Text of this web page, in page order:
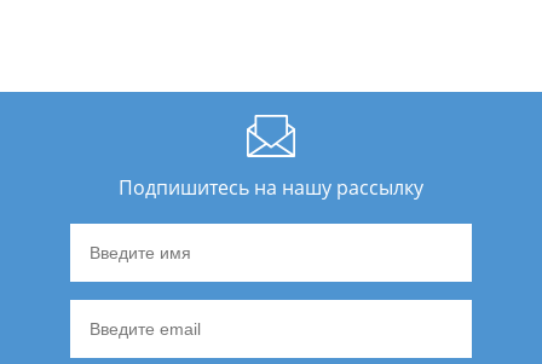
Подпишитесь на нашу рассылку